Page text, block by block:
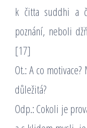
k čitta suddhi a
poznání, neboli
[17]
Ot.: A co
důležitá?
Odp.: Cokoli je